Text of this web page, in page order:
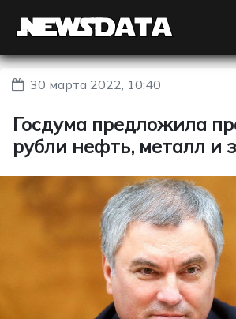
30 марта 2022, 10:40
Госдума предложила
рубли нефть, металл и